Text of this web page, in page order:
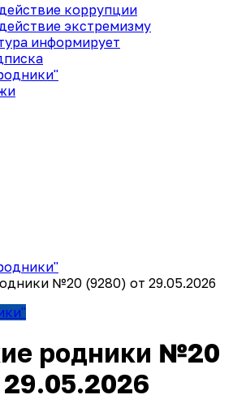
коррупции
экстремизму
информирует
№20 (9280) от 29.05.2026
родники №20